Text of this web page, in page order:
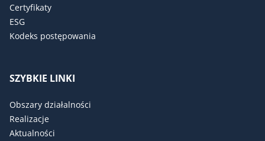
Certyfikaty
ESG
Kodeks postępowania
SZYBKIE LINKI
Obszary działalności
Realizacje
Aktualności